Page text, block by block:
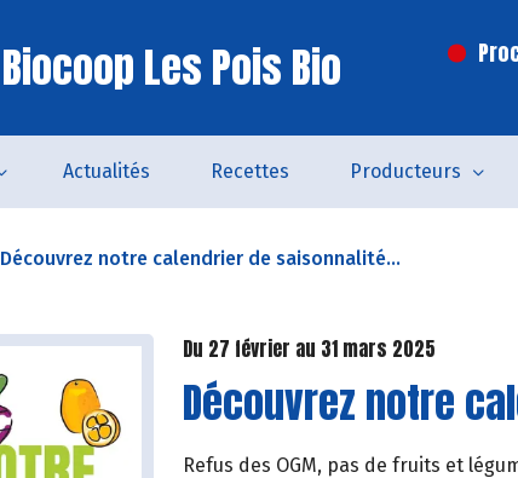
Biocoop Les Pois Bio
Actualités Recettes Producteurs
Découvrez notre calendrier de saisonnalité...
Du 27 février au 31 mars 2025
Découvrez notre
Refus des OGM, pas de fruits et